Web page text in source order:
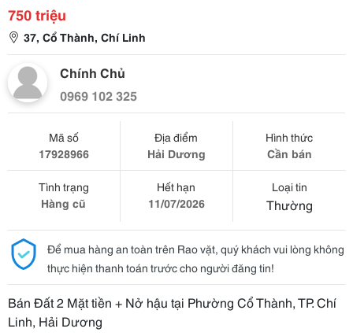
750 triệu
37, Cổ Thành, Chí Linh
Chính Chủ
0969 102 325
Mã số
17928966
Địa điểm
Hải Dương
Hình thức
Cần bán
Tình trạng
Hàng cũ
Hết hạn
11/07/2026
Loại tin
Thường
Để mua hàng an toàn trên Rao vặt, quý khách vui lòng không
thực hiện thanh toán trước cho người đăng tin!
Bán Đất 2 Mặt tiền + Nở hậu tại Phường Cổ Thành, TP. Chí
Linh, Hải Dương